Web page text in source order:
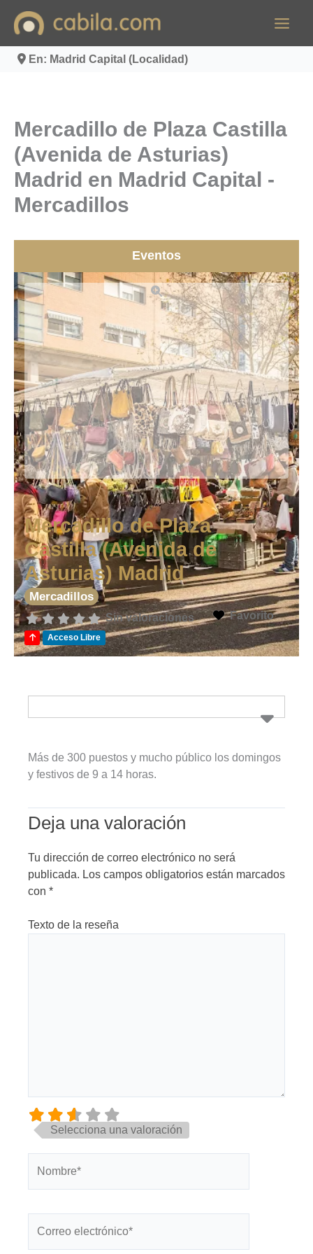
contenido
En: Madrid Capital (Localidad)
Mercadillo de Plaza Castilla
(Avenida de Asturias)
Madrid en Madrid Capital -
Mercadillos
Eventos
Mercadillo de Plaza
Castilla (Avenida de
Asturias) Madrid
Mercadillos
Sin valoraciones Favorito
Acceso Libre
Más de 300 puestos y mucho público los domingos
y festivos de 9 a 14 horas.
Deja una valoración
Tu dirección de correo electrónico no será
publicada. Los campos obligatorios están marcados
con *
Texto de la reseña
Selecciona una valoración
electrónico*